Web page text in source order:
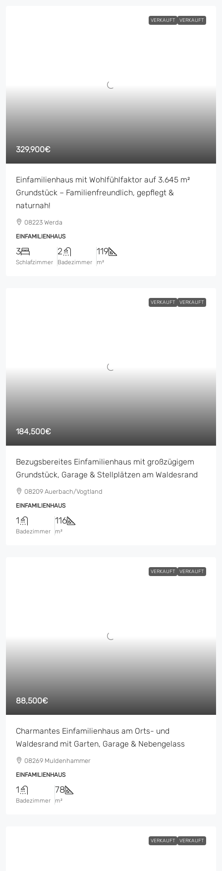
VERKAUFT VERKAUFT
329,900€
Einfamilienhaus mit Wohlfühlfaktor auf 3.645 m²
Grundstück – Familienfreundlich, gepflegt &
naturnah!
08223 Werda
EINFAMILIENHAUS
3
Schlafzimmer
2
Badezimmer
119
m²
VERKAUFT VERKAUFT
184,500€
Bezugsbereites Einfamilienhaus mit großzügigem
Grundstück, Garage & Stellplätzen am Waldesrand
08209 Auerbach/Vogtland
EINFAMILIENHAUS
1
Badezimmer
116
m²
VERKAUFT VERKAUFT
88,500€
Charmantes Einfamilienhaus am Orts- und
Waldesrand mit Garten, Garage & Nebengelass
08269 Muldenhammer
EINFAMILIENHAUS
1
Badezimmer
78
m²
VERKAUFT VERKAUFT